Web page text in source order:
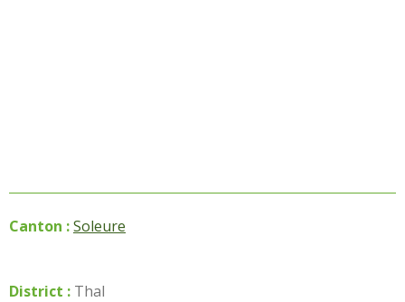
Canton :Soleure
District : Thal